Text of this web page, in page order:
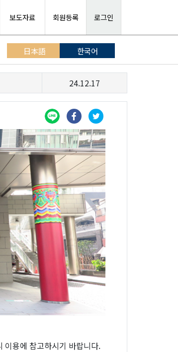
보도자료 회원등록 로그인
日本語 한국어
24.12.17
용에 참고하시기 바랍니다.